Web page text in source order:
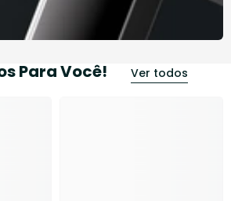
Para Você! Ver todos